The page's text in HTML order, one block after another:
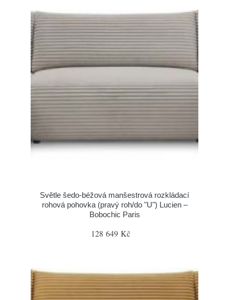
Světle šedo-béžová manšestrová rozkládací
rohová pohovka (pravý roh/do "U") Lucien –
Bobochic Paris
128 649 Kč